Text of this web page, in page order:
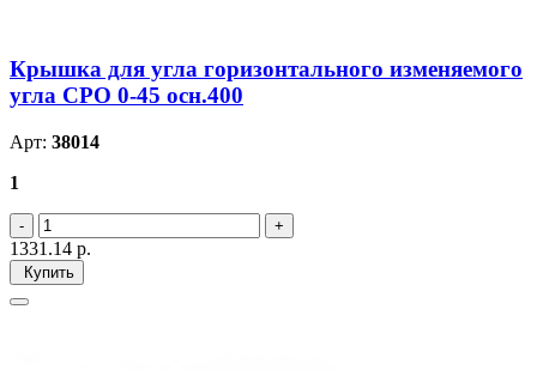
Крышка для угла горизонтального изменяемого
угла CPO 0-45 осн.400
Арт: 38014
1
1331.14 р.
Купить